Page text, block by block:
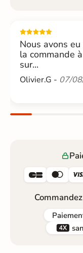
Nous avons
la commande
sur...
Olivier.G - 07/
 
